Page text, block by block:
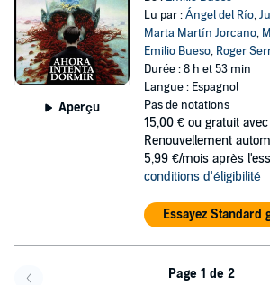
Aperçu
Lu par :Ángel del Río,
Marta Martín Jorcano,
Emilio Bueso, Roger
Durée : 8 h et 53 min
Langue : Espagnol
Pas de notations
15,00 € ou gratuit
Renouvellement
5,99 €/mois après
conditions d'éligibilité
Essayez Standard
Page 1 de 2